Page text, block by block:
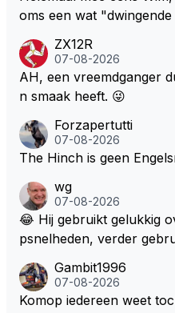
oms een wat
l bij Windsor op te
aces zijn dit leuke
ZX12R
07-08-2026
AH, een vreemdganger
n smaak heeft. 😜
Forzapertutti
07-08-2026
The Hinch is geen
wg
07-08-2026
😂 Hij gebruikt gelukkig
psnelheden, verder
een bocht zegt helemaal
eeft hij sowieso gelijk 😂.
Gambit1996
07-08-2026
Komop iedereen weet